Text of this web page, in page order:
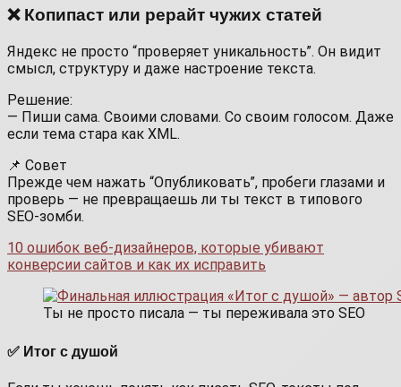
❌ Копипаст или рерайт чужих статей
Яндекс не просто “проверяет уникальность”. Он видит
смысл, структуру и даже настроение текста.
Решение:
— Пиши сама. Своими словами. Со своим голосом. Даже
если тема стара как XML.
📌 Совет
Прежде чем нажать “Опубликовать”, пробеги глазами и
проверь — не превращаешь ли ты текст в типового
SEO-зомби.
10 ошибок веб-дизайнеров, которые убивают
конверсии сайтов и как их исправить
Ты не просто писала — ты переживала это SEO
✅ Итог с душой